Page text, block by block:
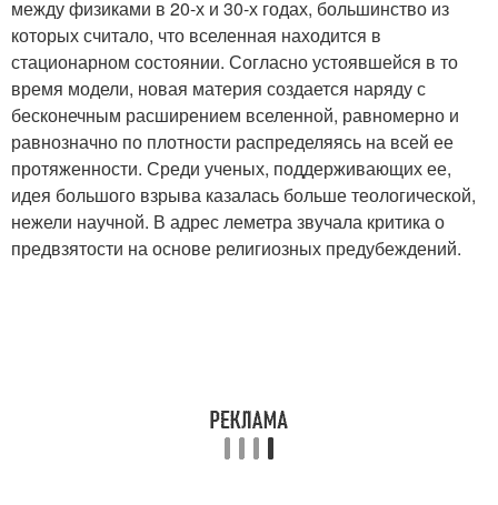
между физиками в 20-х и 30-х годах, большинство из
которых считало, что вселенная находится в
стационарном состоянии. Согласно устоявшейся в то
время модели, новая материя создается наряду с
бесконечным расширением вселенной, равномерно и
равнозначно по плотности распределяясь на всей ее
протяженности. Среди ученых, поддерживающих ее,
идея большого взрыва казалась больше теологической,
нежели научной. В адрес леметра звучала критика о
предвзятости на основе религиозных предубеждений.